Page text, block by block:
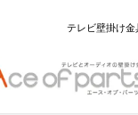
テレビ壁掛け金